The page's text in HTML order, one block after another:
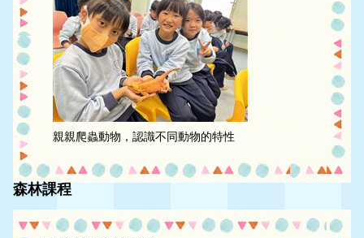
親親爬蟲動物，認識不同動物的特性
森林課程